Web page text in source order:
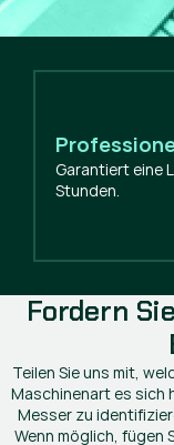
Garantiert eine
Stunden.
Fordern
Teilen Sie uns mit,
Maschinenart es sich
Messer zu
Wenn möglich, fügen